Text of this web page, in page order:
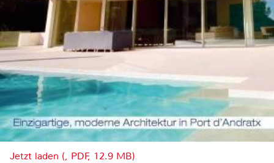
Jetzt laden (, PDF, 12.9 MB)